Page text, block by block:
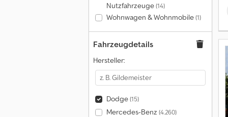
Nutzfahrzeuge(14)
Wohnwagen & Wohnmobile(1)
Fahrzeugdetails
Hersteller:
Dodge(15)
Mercedes-Benz (4.260)